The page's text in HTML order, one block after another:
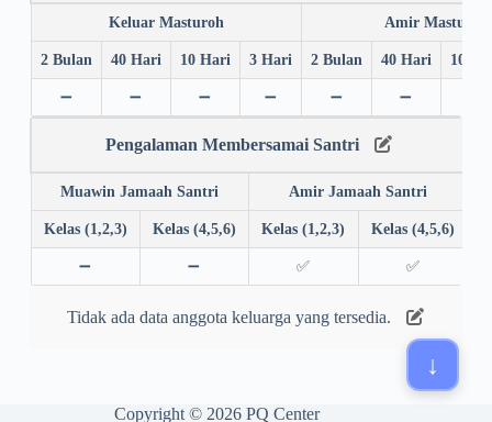
Keluar Masturoh Amir Masturoh
2 Bulan 40 Hari 10 Hari 3 Hari 2 Bulan 40 Hari 10
➖ ➖ ➖ ➖ ➖ ➖
Pengalaman Membersamai Santri
Muawin Jamaah Santri Amir Jamaah Santri
Kelas (1,2,3) Kelas (4,5,6) Kelas (1,2,3) Kelas (4,5,6)
➖ ➖ ✅ ✅
Tidak ada data anggota keluarga yang tersedia.
Copyright © 2026 PQ Center